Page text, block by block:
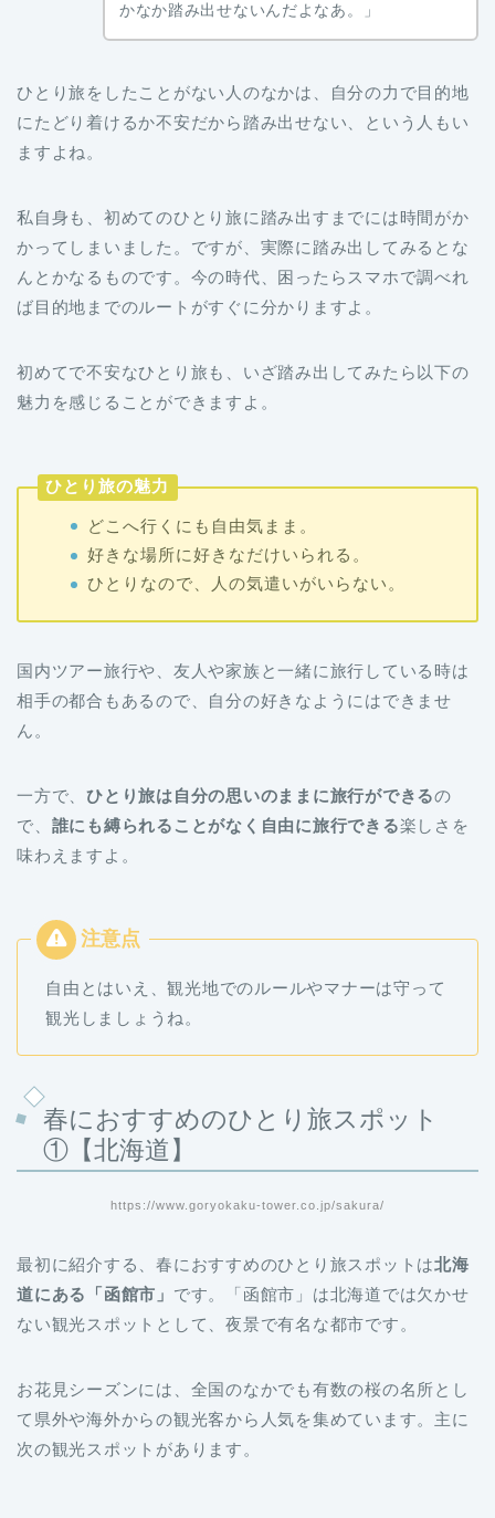
かなか踏み出せないんだよなあ。」
ひとり旅をしたことがない人のなかは、自分の力で目的地
にたどり着けるか不安だから踏み出せない、という人もい
ますよね。
私自身も、初めてのひとり旅に踏み出すまでには時間がか
かってしまいました。ですが、実際に踏み出してみるとな
んとかなるものです。今の時代、困ったらスマホで調べれ
ば目的地までのルートがすぐに分かりますよ。
初めてで不安なひとり旅も、いざ踏み出してみたら以下の
魅力を感じることができますよ。
ひとり旅の魅力
どこへ行くにも自由気まま。
好きな場所に好きなだけいられる。
ひとりなので、人の気遣いがいらない。
国内ツアー旅行や、友人や家族と一緒に旅行している時は
相手の都合もあるので、自分の好きなようにはできませ
ん。
一方で、ひとり旅は自分の思いのままに旅行ができるの
で、 誰にも縛られることがなく自由に旅行できる楽しさを
味わえますよ。
自由とはいえ、観光地でのルールやマナーは守って
観光しましょうね。
春におすすめのひとり旅スポット
①【北海道】
https://www.goryokaku-tower.co.jp/sakura/
最初に紹介する、春におすすめのひとり旅スポットは北海
道にある「函館市」 です。「函館市」は北海道では欠かせ
ない観光スポットとして、夜景で有名な都市です。
お花見シーズンには、全国のなかでも有数の桜の名所とし
て県外や海外からの観光客から人気を集めています。主に
次の観光スポットがあります。